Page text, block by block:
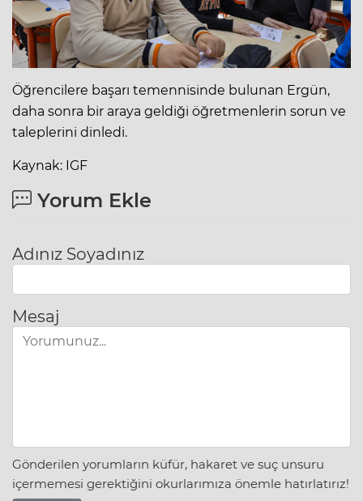
Öğrencilere başarı temennisinde bulunan Ergün,
daha sonra bir araya geldiği öğretmenlerin sorun ve
taleplerini dinledi.
Kaynak: IGF
Yorum Ekle
Adınız Soyadınız
Mesaj
Gönderilen yorumların küfür, hakaret ve suç unsuru
içermemesi gerektiğini okurlarımıza önemle hatırlatırız!